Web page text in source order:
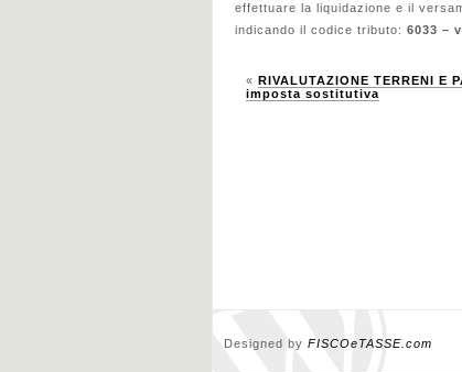
effettuare la liquidazione e il
indicando il codice tributo: 6033 –
« RIVALUTAZIONE TERRENI E
imposta sostitutiva
Designed by FISCOeTASSE.com